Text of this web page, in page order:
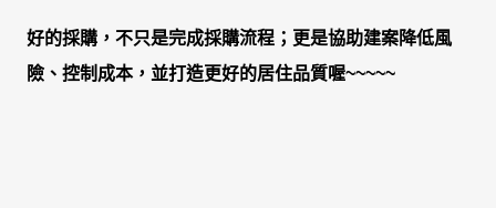
好的採購，不只是完成採購流程；更是協助建案降低風
險、控制成本，並打造更好的居住品質喔~~~~~